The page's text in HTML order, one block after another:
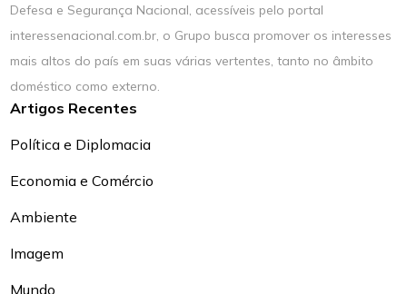
Defesa e Segurança Nacional, acessíveis pelo portal
interessenacional.com.br, o Grupo busca promover os interesses
mais altos do país em suas várias vertentes, tanto no âmbito
doméstico como externo.
Artigos Recentes
Política e Diplomacia
Economia e Comércio
Ambiente
Imagem
Mundo